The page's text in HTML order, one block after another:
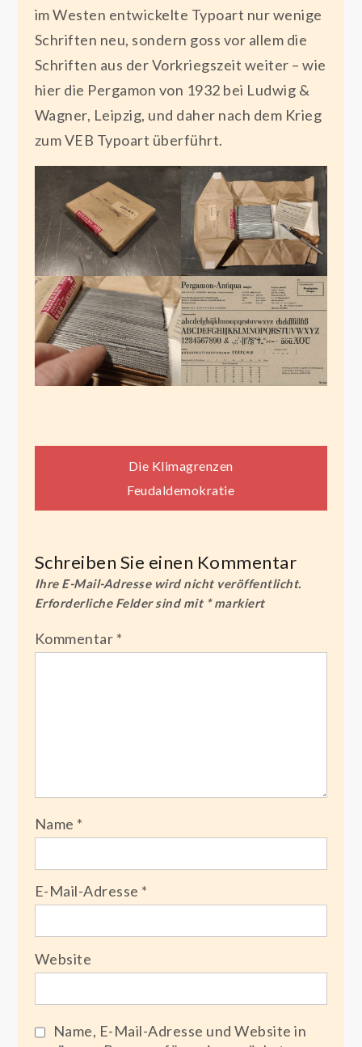
im Westen entwickelte Typoart nur wenige
Schriften neu, sondern goss vor allem die
Schriften aus der Vorkriegszeit weiter – wie
hier die Pergamon von 1932 bei Ludwig &
Wagner, Leipzig, und daher nach dem Krieg
zum VEB Typoart überführt.
Beitragsnavigation
Die Klimagrenzen
Feudaldemokratie
Schreiben Sie einen Kommentar
Ihre E-Mail-Adresse wird nicht veröffentlicht.
Erforderliche Felder sind mit *markiert
Kommentar *
Name *
E-Mail-Adresse *
Website
Name, E-Mail-Adresse und Website in